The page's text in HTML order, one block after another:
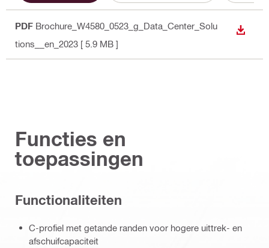
PDF Brochure_W4580_0523_g_Data_Center_Solu
tions__en_2023 [ 5.9 MB ]
Functies en
toepassingen
Functionaliteiten
C-profiel met getande randen voor hogere uittrek- en
afschuifcapaciteit